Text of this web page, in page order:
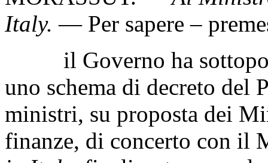
Italy. — Per sapere –
il Governo ha
uno schema di decreto del
ministri, su proposta dei
finanze, di concerto con il